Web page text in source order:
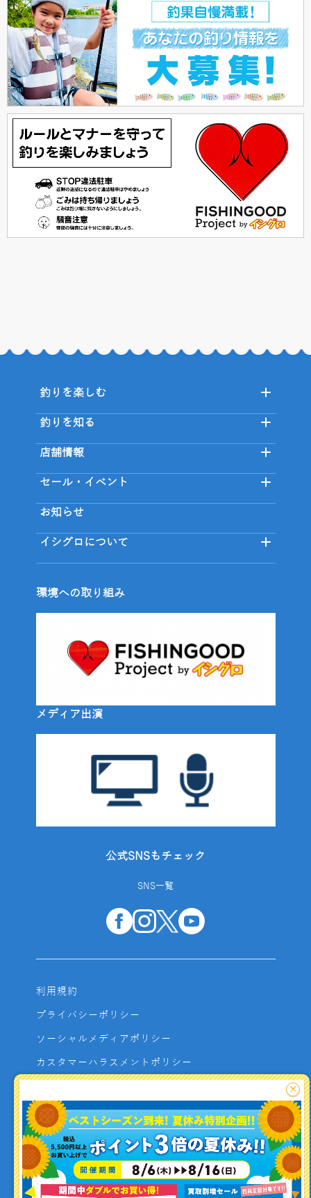
釣り情報を
釣りを楽しむ
釣りを知る
店舗情報
セール・イベント
お知らせ
イシグロについて
環境への取り組み
メディア出演
公式SNSもチェック
SNS一覧
利用規約
プライバシーポリシー
ソーシャルメディアポリシー
カスタマーハラスメントポリシー
よくあるご質問
お問い合わせ
利用者資金の保全方法
×